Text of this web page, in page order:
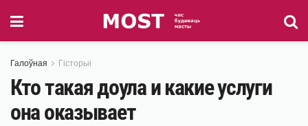
Галоўная Гісторыі
Кто такая доула и какие услуги
она оказывает